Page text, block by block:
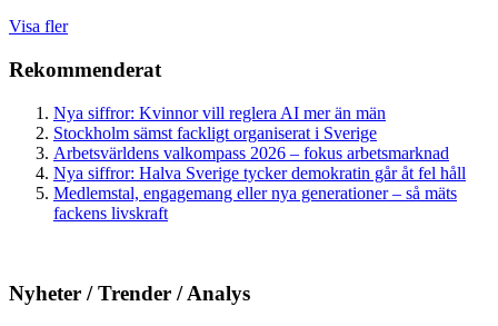
Visa fler
Rekommenderat
Nya siffror: Kvinnor vill reglera AI mer än män
Stockholm sämst fackligt organiserat i Sverige
Arbetsvärldens valkompass 2026 – fokus arbetsmarknad
Nya siffror: Halva Sverige tycker demokratin går åt fel håll
Medlemstal, engagemang eller nya generationer – så mäts
fackens livskraft
Nyheter / Trender / Analys